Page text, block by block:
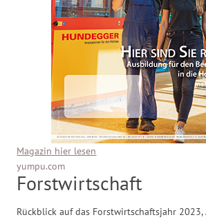
Magazin hier lesen
yumpu.com
Forstwirtschaft
Rückblick auf das Forstwirtschaftsjahr